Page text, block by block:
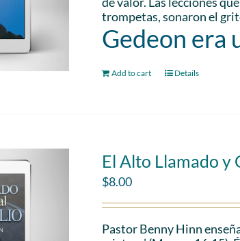
trompetas, sonaron el
Gedeon era
Add to cart Details
El Alto Llamado y
$8.00
Pastor Benny Hinn